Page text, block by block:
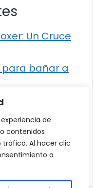
de
contenidos
tráfico. Al hacer clic
a
Un Cruce
bañar a
Storm y
en un gato
para